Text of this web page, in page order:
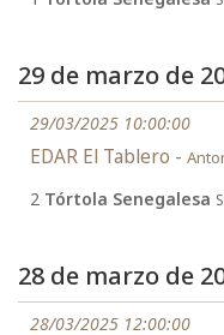
29 de marzo de
29/03/2025 10:00:00
EDAR El Tablero -
2 Tórtola Senegalesa
28 de marzo de
28/03/2025 12:00:00